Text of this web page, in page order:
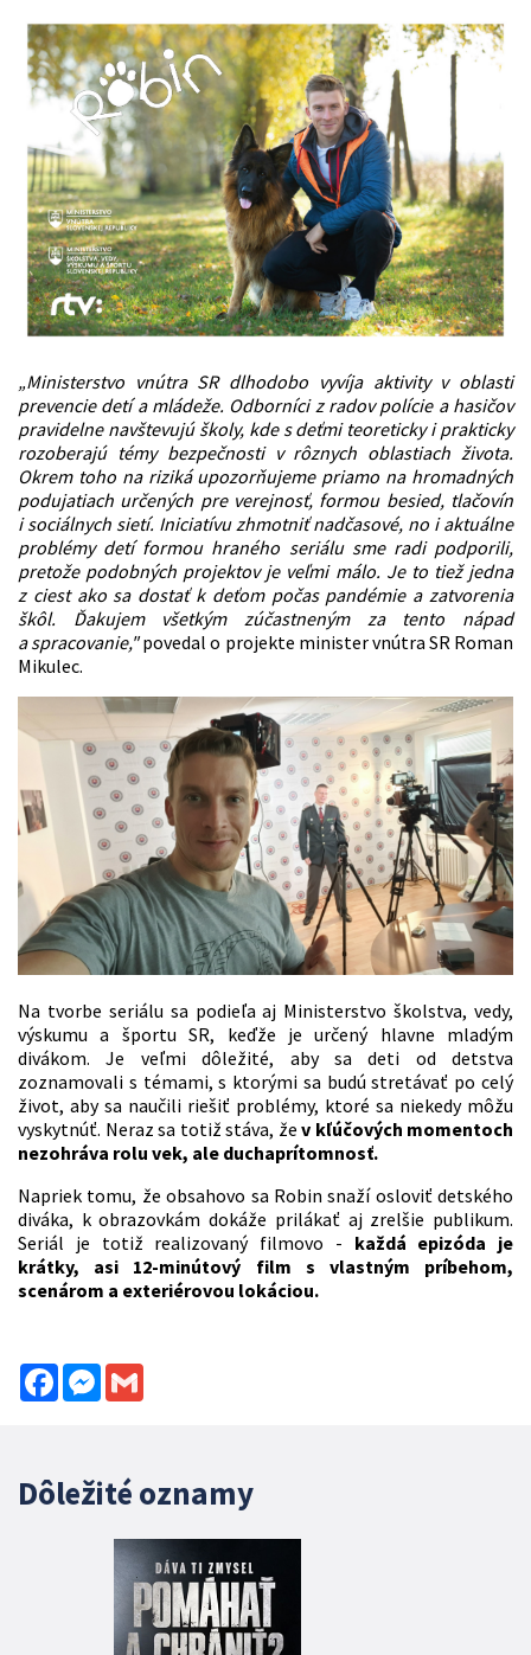
„Ministerstvo vnútra SR dlhodobo vyvíja aktivity v oblasti
prevencie detí a mládeže. Odborníci z radov polície a hasičov
pravidelne navštevujú školy, kde s deťmi teoreticky i prakticky
rozoberajú témy bezpečnosti v rôznych oblastiach života.
Okrem toho na riziká upozorňujeme priamo na hromadných
podujatiach určených pre verejnosť, formou besied, tlačovín
isociálnych sietí. Iniciatívu zhmotniť nadčasové, no i aktuálne
problémy detí formou hraného seriálu sme radi podporili,
pretože podobných projektov je veľmi málo. Je to tiež jedna
z ciest ako sa dostať k deťom počas pandémie a zatvorenia
škôl. Ďakujem všetkým zúčastneným za tento nápad
a spracovanie,"povedal o projekte minister vnútra SR Roman
Mikulec.
Na tvorbe seriálu sa podieľa aj Ministerstvo školstva, vedy,
výskumu a športu SR, keďže je určený hlavne mladým
divákom. Je veľmi dôležité, aby sa deti od detstva
zoznamovali s témami, s ktorými sa budú stretávať po celý
život, aby sa naučili riešiť problémy, ktoré sa niekedy môžu
vyskytnúť. Neraz sa totiž stáva, že v kľúčových momentoch
nezohráva rolu vek, ale duchaprítomnosť.
Napriek tomu, že obsahovo sa Robin snaží osloviť detského
diváka, k obrazovkám dokáže prilákať aj zrelšie publikum.
Seriál je totiž realizovaný filmovo - každá epizóda je
krátky, asi 12-minútový film s vlastným príbehom,
scenárom a exteriérovou lokáciou.
FacebookMessenger
Dôležité oznamy